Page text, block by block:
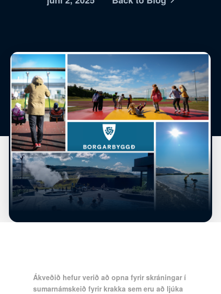
Ákveðið hefur verið að opna fyrir skráningar í
sumarnámskeið fyrir krakka sem eru að ljúka